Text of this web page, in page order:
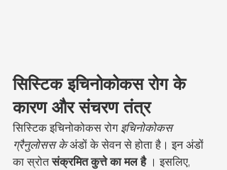
सिस्टिक इचिनोकोकस रोग के
कारण और संचरण तंत्र
सिस्टिक इचिनोकोकस रोग इचिनोकोकस
ग्रैनुलोसस के अंडों के सेवन से होता है। इन अंडों
का स्रोत संक्रमित कुत्ते का मल है । इसलिए,